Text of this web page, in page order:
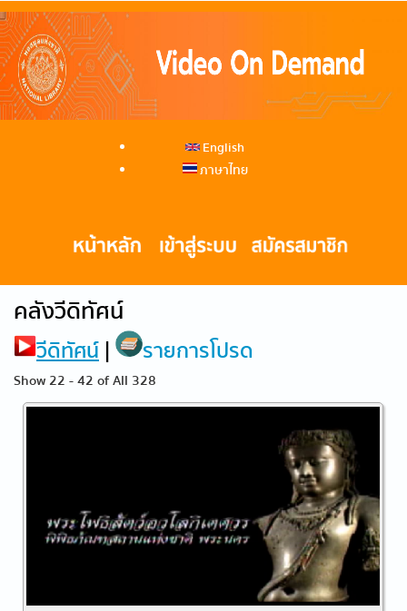
English
ภาษาไทย
คลังวีดิทัศน์
วีดิทัศน์ | รายการโปรด
Show 22 - 42 of All 328